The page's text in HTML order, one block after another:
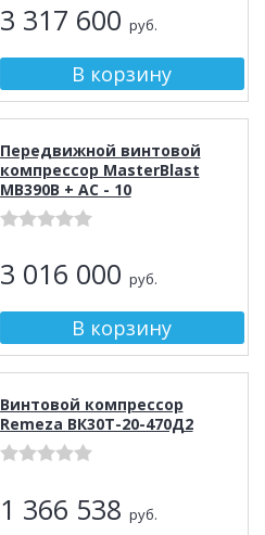
3 317 600 руб.
Передвижной винтовой
компрессор MasterBlast
MB390B + AC - 10
3 016 000 руб.
Винтовой компрессор
Remeza ВК30Т-20-470Д2
1 366 538 руб.